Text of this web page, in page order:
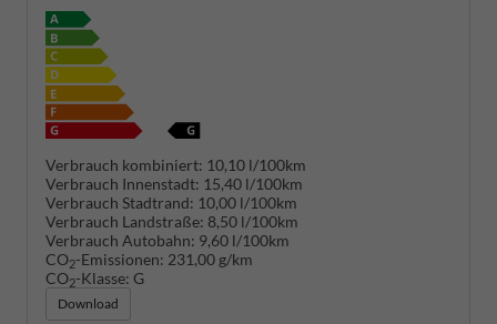
Verbrauch kombiniert: 10,10 l/100km
Verbrauch Innenstadt: 15,40 l/100km
Verbrauch Stadtrand: 10,00 l/100km
Verbrauch Landstraße: 8,50 l/100km
Verbrauch Autobahn: 9,60 l/100km
CO2-Emissionen: 231,00 g/km
CO2-Klasse: G
Download